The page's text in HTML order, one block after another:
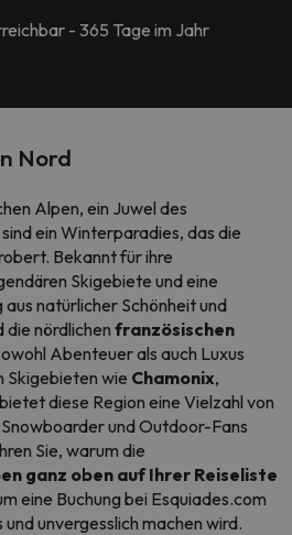
- 365 Tage im Jahr
Nord
Alpen, ein Juwel des
ein Winterparadies, das die
Bekannt für ihre
Skigebiete und eine
natürlicher Schönheit und
die nördlichen französischen
Abenteuer als auch Luxus
Skigebieten wie Chamonix,
diese Region eine Vielzahl von
und Outdoor-Fans
Sie, warum die
ganz oben auf Ihrer Reiseliste
eine Buchung bei Esquiades.com
unvergesslich machen wird.